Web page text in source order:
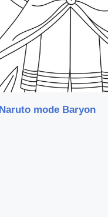
Naruto mode Baryon